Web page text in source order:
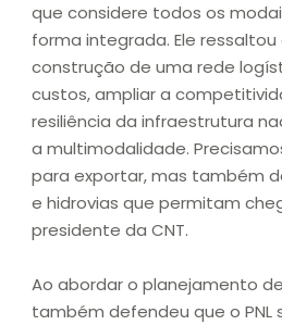
que considere todos os
forma integrada. Ele
construção de uma rede
custos, ampliar a
resiliência da infraestrutura
a multimodalidade.
para exportar, mas também
e hidrovias que permitam
presidente da CNT.
Ao abordar o planejamento
também defendeu que o